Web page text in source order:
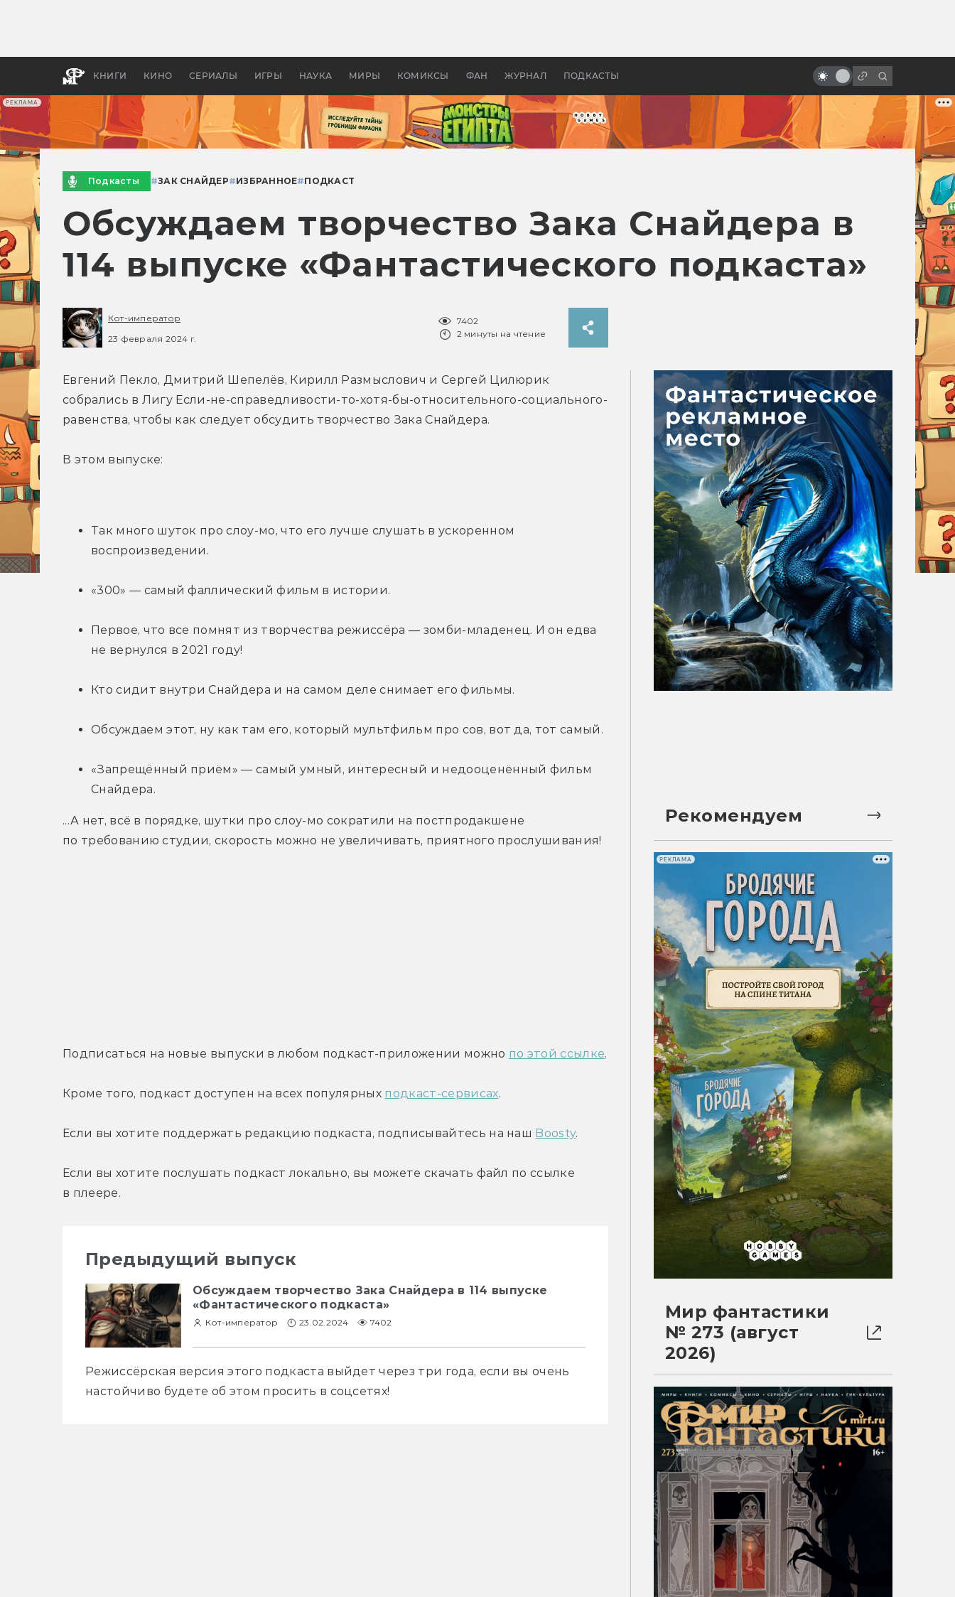
РЕКЛАМА
КНИГИ КИНО СЕРИАЛЫ ИГРЫ НАУКА МИРЫ КОМИКСЫ ФАН ЖУРНАЛ ПОДКАСТЫ
бы «Властелина колец»
Древней Грецией
неснятые сценарии
Подкасты #ЗАК СНАЙДЕР#ИЗБРАННОЕ#ПОДКАСТ
Обсуждаем творчество Зака Снайдера в
114 выпуске «Фантастического подкаста»
Кот-император
23 февраля 2024 г.
7402
2 минуты на чтение
Евгений Пекло, Дмитрий Шепелёв, Кирилл Размыслович и Сергей Цилюрик
собрались в Лигу Если-не-справедливости-то-хотя-бы-относительного-социального-
равенства, чтобы как следует обсудить творчество Зака Снайдера.
В этом выпуске:
Так много шуток про слоу-мо, что его лучше слушать в ускоренном
воспроизведении.
«300» — самый фаллический фильм в истории.
Первое, что все помнят из творчества режиссёра — зомби-младенец. И он едва
не вернулся в 2021 году!
Кто сидит внутри Снайдера и на самом деле снимает его фильмы.
Обсуждаем этот, ну как там его, который мультфильм про сов, вот да, тот самый.
«Запрещённый приём» — самый умный, интересный и недооценённый фильм
Снайдера.
...А нет, всё в порядке, шутки про слоу-мо сократили на постпродакшене
по требованию студии, скорость можно не увеличивать, приятного прослушивания!
Подписаться на новые выпуски в любом подкаст-приложении можно по этой ссылке.
Кроме того, подкаст доступен на всех популярных подкаст-сервисах.
Если вы хотите поддержать редакцию подкаста, подписывайтесь на наш Boosty.
Если вы хотите послушать подкаст локально, вы можете скачать файл по ссылке
в плеере.
Предыдущий выпуск
Обсуждаем творчество Зака Снайдера в 114 выпуске
«Фантастического подкаста»
Кот-император 23.02.2024 7402
Режиссёрская версия этого подкаста выйдет через три года, если вы очень
настойчиво будете об этом просить в соцсетях!
Рекомендуем
РЕКЛАМА
Мир фантастики
№ 273 (август
2026)